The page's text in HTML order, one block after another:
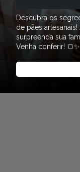
Descubra os
de pães
surpreenda sua
Venha conferir!